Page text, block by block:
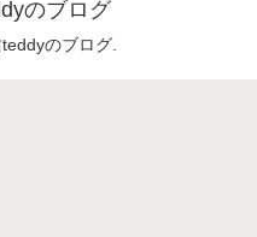
のブログ
のブログ.